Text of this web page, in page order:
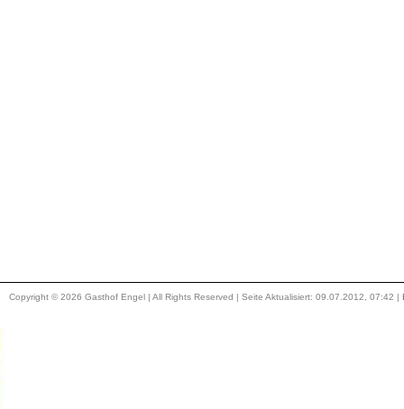
Copyright © 2026 Gasthof Engel | All Rights Reserved | Seite Aktualisiert: 09.07.2012, 07:42 |